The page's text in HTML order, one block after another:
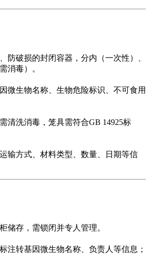
防破损的封闭容器，分内（一次性）、
消毒）。
微生物名称、生物危险标识、不可食用
清洗消毒，笼具需符合GB 14925标
输方式、材料类型、数量、日期等信
储存，需锁闭并专人管理。
注转基因微生物名称、负责人等信息；